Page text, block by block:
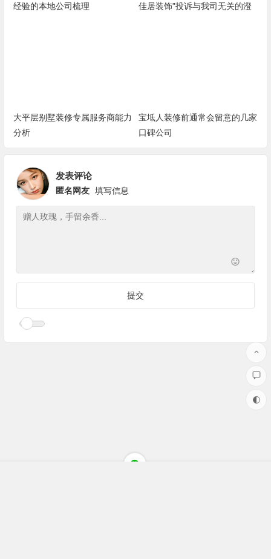
经验的本地公司梳理
佳居装饰”投诉与我司无关的澄
大平层别墅装修专属服务商能力
分析
宝坻人装修前通常会留意的几家
口碑公司
发表评论
匿名网友 填写信息